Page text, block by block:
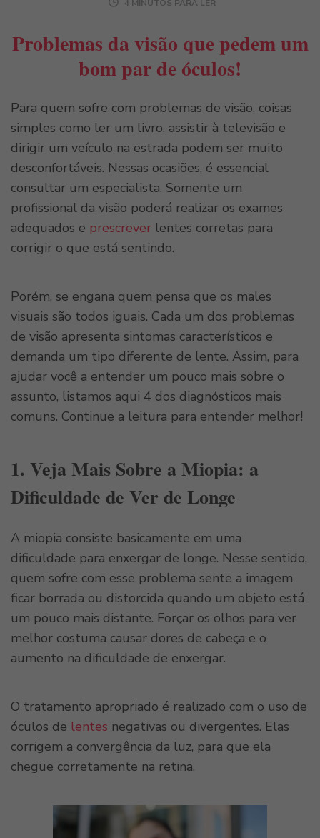
4 MINUTOS PARA LER
Problemas da visão que pedem um
bom par de óculos!
Para quem sofre com problemas de visão, coisas
simples como ler um livro, assistir à televisão e
dirigir um veículo na estrada podem ser muito
desconfortáveis. Nessas ocasiões, é essencial
consultar um especialista. Somente um
profissional da visão poderá realizar os exames
adequados e prescrever lentes corretas para
corrigir o que está sentindo.
Porém, se engana quem pensa que os males
visuais são todos iguais. Cada um dos problemas
de visão apresenta sintomas característicos e
demanda um tipo diferente de lente. Assim, para
ajudar você a entender um pouco mais sobre o
assunto, listamos aqui 4 dos diagnósticos mais
comuns. Continue a leitura para entender melhor!
1. Veja Mais Sobre a Miopia: a
Dificuldade de Ver de Longe
A miopia consiste basicamente em uma
dificuldade para enxergar de longe. Nesse sentido,
quem sofre com esse problema sente a imagem
ficar borrada ou distorcida quando um objeto está
um pouco mais distante. Forçar os olhos para ver
melhor costuma causar dores de cabeça e o
aumento na dificuldade de enxergar.
O tratamento apropriado é realizado com o uso de
óculos de lentes negativas ou divergentes. Elas
corrigem a convergência da luz, para que ela
chegue corretamente na retina.